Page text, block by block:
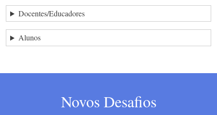
Docentes/Educadores
Alunos
Novos Desafios